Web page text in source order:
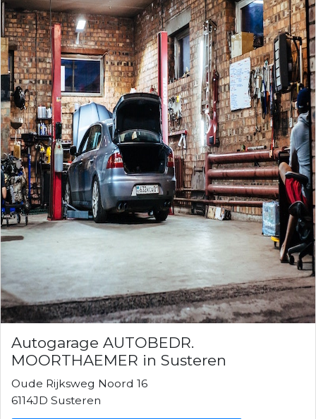
Autogarage AUTOBEDR.
MOORTHAEMER in Susteren
Oude Rijksweg Noord 16
6114JD Susteren